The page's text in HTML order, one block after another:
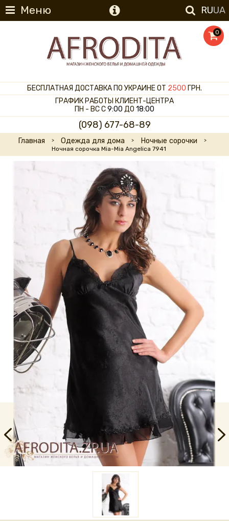
Меню RUUA
0
БЕСПЛАТНАЯ ДОСТАВКА ПО УКРАИНЕ ОТ 2500 ГРН.
ГРАФИК РАБОТЫ КЛИЕНТ-ЦЕНТРА
ПН - ВС С9:00 ДО 18:00
(098) 677-68-89
Главная Одежда для дома Ночные сорочки
Ночная сорочка Mia-Mia Angelica 7941